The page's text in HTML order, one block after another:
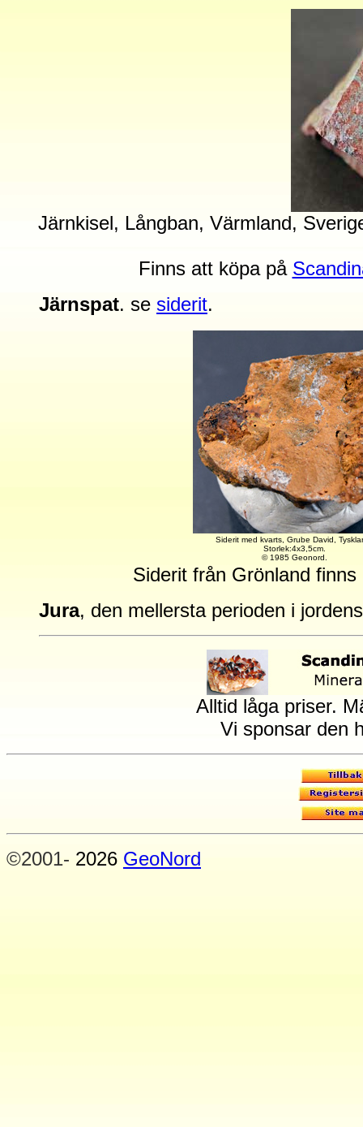
Järnkisel, Långban, Värmland,
Finns att köpa på
Järnspat. se siderit.
Siderit med kvarts, Grube David,
Storlek:4x3,5cm.
©1985 Geonord.
Siderit från Grönland
Jura, den mellersta perioden i
Alltid låga priser.
Vi sponsar den
©2001- 2026 GeoNord